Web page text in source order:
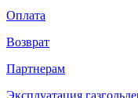
Оплата
Возврат
Партнерам
Эксплуатация